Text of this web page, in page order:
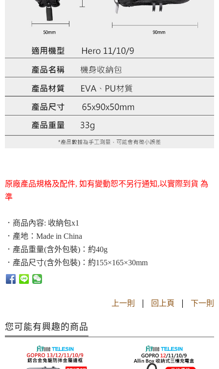
原廠產品規格及配件, 如有變動恕不另行通知,以實際到貨 為
準
．商品內容: 收納包x1
． 產地：Made in China
． 產品重量(含外包裝)：約40g
． 產品尺寸(含外包裝)：約155×165×30mm
上一則 | 回上頁 | 下一則
您可能有興趣的商品